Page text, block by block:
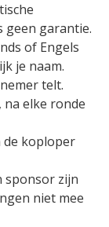
geen garantie.
of Engels
je naam.
telt.
elke ronde
de koploper
sponsor zijn
niet mee